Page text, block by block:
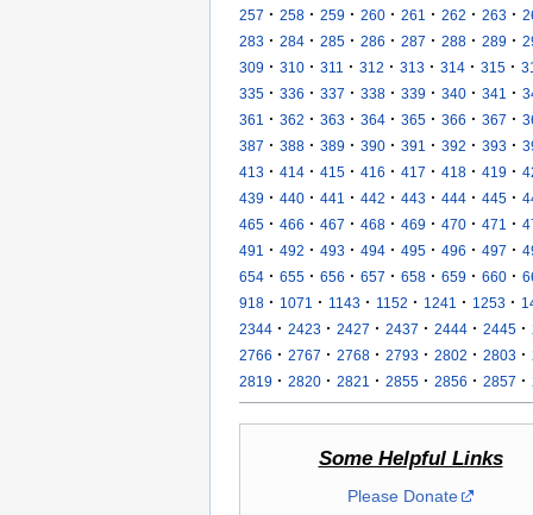
257 · 258 · 259 · 260 · 261 · 262 · 263 ·
283 · 284 · 285 · 286 · 287 · 288 · 289 ·
309 · 310 · 311 · 312 · 313 · 314 · 315 ·
335 · 336 · 337 · 338 · 339 · 340 · 341 ·
361
· 362 · 363 · 364 · 365 · 366 · 367 ·
387 · 388 · 389 · 390 · 391 · 392 · 393 ·
413 · 414 · 415 · 416 · 417 · 418 · 419 ·
439 · 440 · 441 · 442 · 443 · 444 · 445 ·
465 · 466 · 467 · 468 · 469 · 470 · 471 ·
491
· 492 · 493 · 494 · 495 · 496 · 497 ·
654 · 655 · 656 · 657 · 658 · 659 · 660 ·
918 · 1071 · 1143 · 1152 · 1241 · 1253 ·
2344 · 2423 · 2427 · 2437 · 2444 · 2445 ·
2766 · 2767 · 2768 · 2793 · 2802 · 2803 ·
2819 · 2820 · 2821 · 2855 · 2856 · 2857 ·
Some Helpful Links
Please Donate